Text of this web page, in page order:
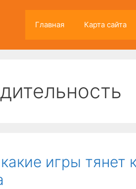
Главная Карта сайта
игры тянет